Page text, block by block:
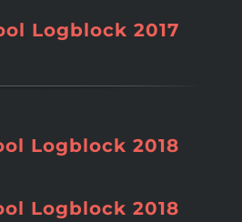
Logblock 2017
Logblock 2018
Logblock 2018